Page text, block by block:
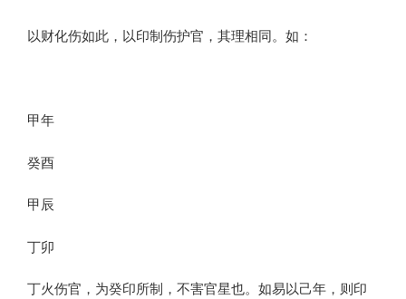
以财化伤如此，以印制伤护官，其理相同。如：
甲年
癸酉
甲辰
丁卯
丁火伤官，为癸印所制，不害官星也。如易以己年，则印